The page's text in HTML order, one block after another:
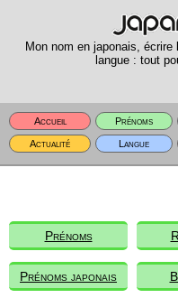
Mon nom en japonais,
langue : tout
Accueil Prénoms
Actualité
Langue
Prénoms
Prénoms japonais